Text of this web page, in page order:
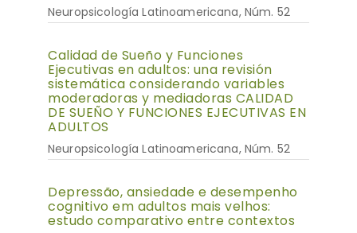
Neuropsicología Latinoamericana, Núm. 52
Calidad de Sueño y Funciones
Ejecutivas en adultos: una revisión
sistemática considerando variables
moderadoras y mediadoras CALIDAD
DE SUEÑO Y FUNCIONES EJECUTIVAS EN
ADULTOS
Neuropsicología Latinoamericana, Núm. 52
Depressão, ansiedade e desempenho
cognitivo em adultos mais velhos:
estudo comparativo entre contextos